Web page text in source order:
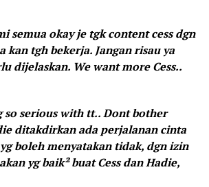
semua okay je tgk content cess dgn
kan tgh bekerja. Jangan risau ya
dijelaskan. We want more Cess..
so serious with tt.. Dont bother
ditakdirkan ada perjalanan cinta
boleh menyatakan tidak, dgn izin
yg baik² buat Cess dan Hadie,